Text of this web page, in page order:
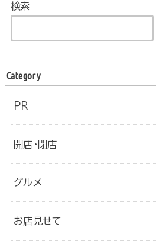
検索
Category
PR
開店・閉店
グルメ
お店見せて